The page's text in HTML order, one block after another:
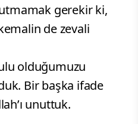
gerekir ki,
de zevali
olduğumuzu
Bir başka ifade
unuttuk.